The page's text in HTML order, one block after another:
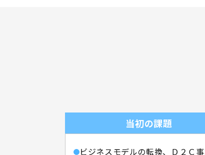
当初の課題
ビジネスモデルの転換、Ｄ２Ｃ